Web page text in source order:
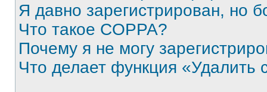
Я давно зарегистрирован, но
Что такое COPPA?
Почему я не могу
Что делает функция «Удалить